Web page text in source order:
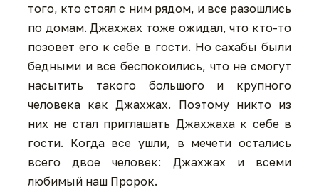
того, кто стоял с ним рядом, и все разошлись
по домам. Джахжах тоже ожидал, что кто-то
позовет его к себе в гости. Но сахабы были
бедными и все беспокоились, что не смогут
насытить такого большого и крупного
человека как Джахжах. Поэтому никто из
них не стал приглашать Джахжаха к себе в
гости. Когда все ушли, в мечети остались
всего двое человек: Джахжах и всеми
любимый наш Пророк.